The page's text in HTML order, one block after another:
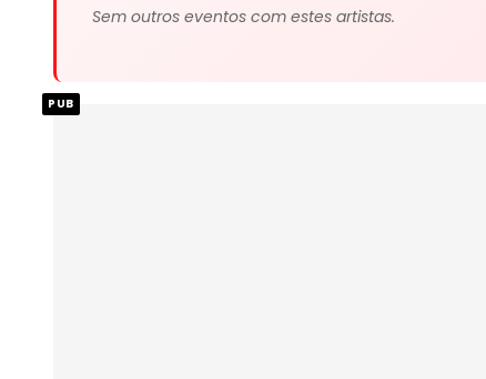
Sem outros eventos com estes artistas.
PUB